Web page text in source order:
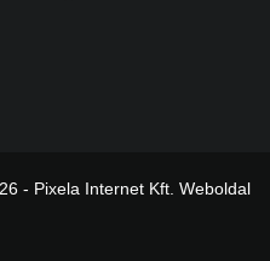
- Pixela Internet Kft. Weboldal